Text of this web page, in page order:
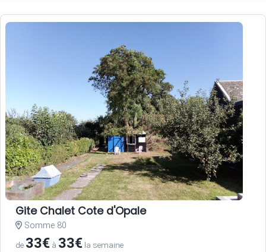
Gite Chalet Cote d'Opale
Somme 80
de 33€ à 33€ la semaine